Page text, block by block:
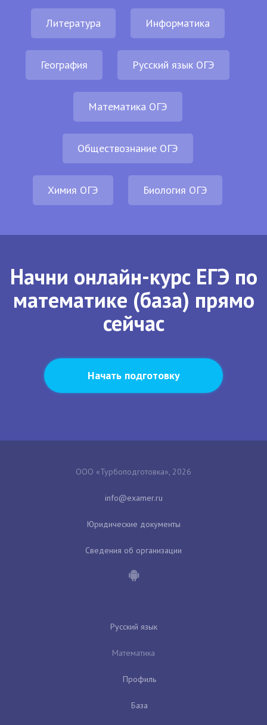
Литература Информатика
География Русский язык ОГЭ
Математика ОГЭ
Обществознание ОГЭ
Химия ОГЭ Биология ОГЭ
Начни онлайн-курс ЕГЭ по
математике (база) прямо
сейчас
Начать подготовку
ООО «Турбоподготовка», 2026
Юридические документы
Сведения об организации
Русский язык
Математика
Профиль
База